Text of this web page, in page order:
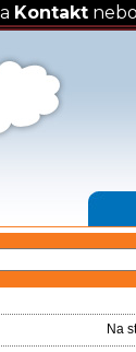
Kontaktnebo
Na